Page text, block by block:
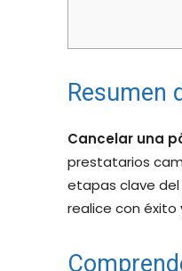
Resumen
Cancelar una
prestatarios
etapas clave
realice con